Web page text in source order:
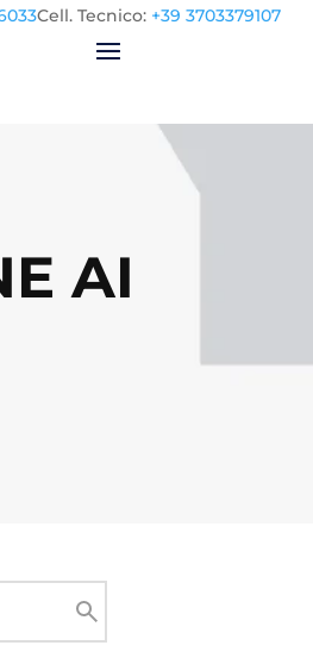
Cell. Tecnico: +39 3703379107
AI
Cerca